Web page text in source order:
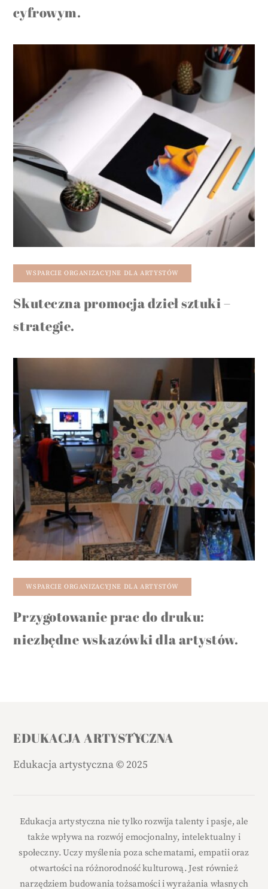
cyfrowym.
WSPARCIE ORGANIZACYJNE DLA ARTYSTÓW
Skuteczna promocja dzieł sztuki –
strategie.
WSPARCIE ORGANIZACYJNE DLA ARTYSTÓW
Przygotowanie prac do druku:
niezbędne wskazówki dla artystów.
Back
Top
EDUKACJA ARTYSTYCZNA
Edukacja artystyczna© 2025
Edukacja artystyczna nie tylko rozwija talenty i pasje, ale
także wpływa na rozwój emocjonalny, intelektualny i
społeczny. Uczy myślenia poza schematami, empatii oraz
otwartości na różnorodność kulturową. Jest również
narzędziem budowania tożsamości i wyrażania własnych